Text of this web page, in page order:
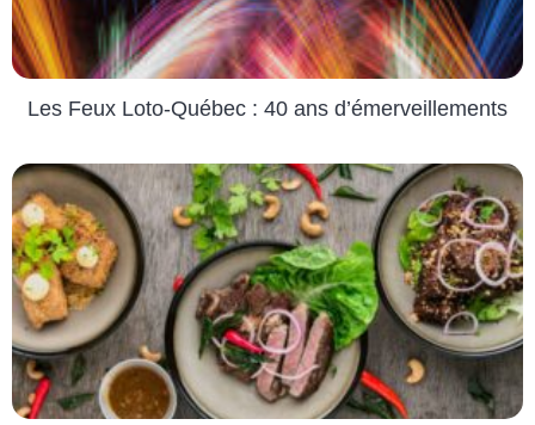
Les Feux Loto-Québec : 40 ans d’émerveillements